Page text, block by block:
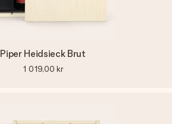
Piper Heidsieck Brut
1 019,00 kr